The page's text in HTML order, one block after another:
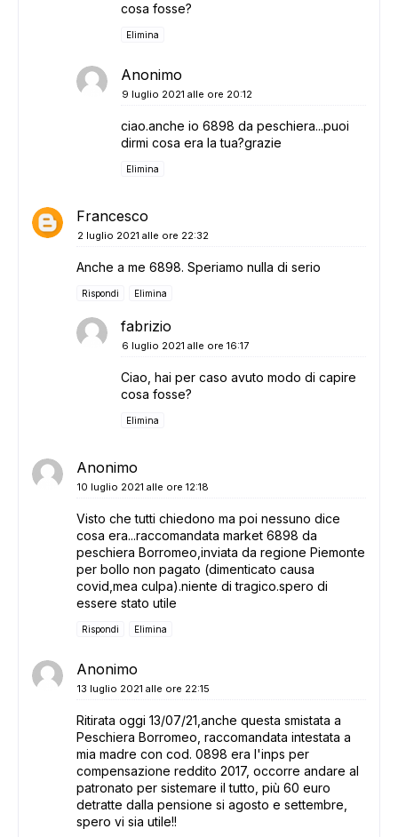
cosa fosse?
Elimina
Anonimo
9 luglio 2021 alle ore 20:12
ciao.anche io 6898 da peschiera...puoi
dirmi cosa era la tua?grazie
Elimina
Francesco
2 luglio 2021 alle ore 22:32
Anche a me 6898. Speriamo nulla di serio
Rispondi Elimina
fabrizio
6 luglio 2021 alle ore 16:17
Ciao, hai per caso avuto modo di capire
cosa fosse?
Elimina
Anonimo
10 luglio 2021 alle ore 12:18
Visto che tutti chiedono ma poi nessuno dice
cosa era...raccomandata market 6898 da
peschiera Borromeo,inviata da regione Piemonte
per bollo non pagato (dimenticato causa
covid,mea culpa).niente di tragico.spero di
essere stato utile
Rispondi Elimina
Anonimo
13 luglio 2021 alle ore 22:15
Ritirata oggi 13/07/21,anche questa smistata a
Peschiera Borromeo, raccomandata intestata a
mia madre con cod. 0898 era l'inps per
compensazione reddito 2017, occorre andare al
patronato per sistemare il tutto, più 60 euro
detratte dalla pensione si agosto e settembre,
spero vi sia utile!!